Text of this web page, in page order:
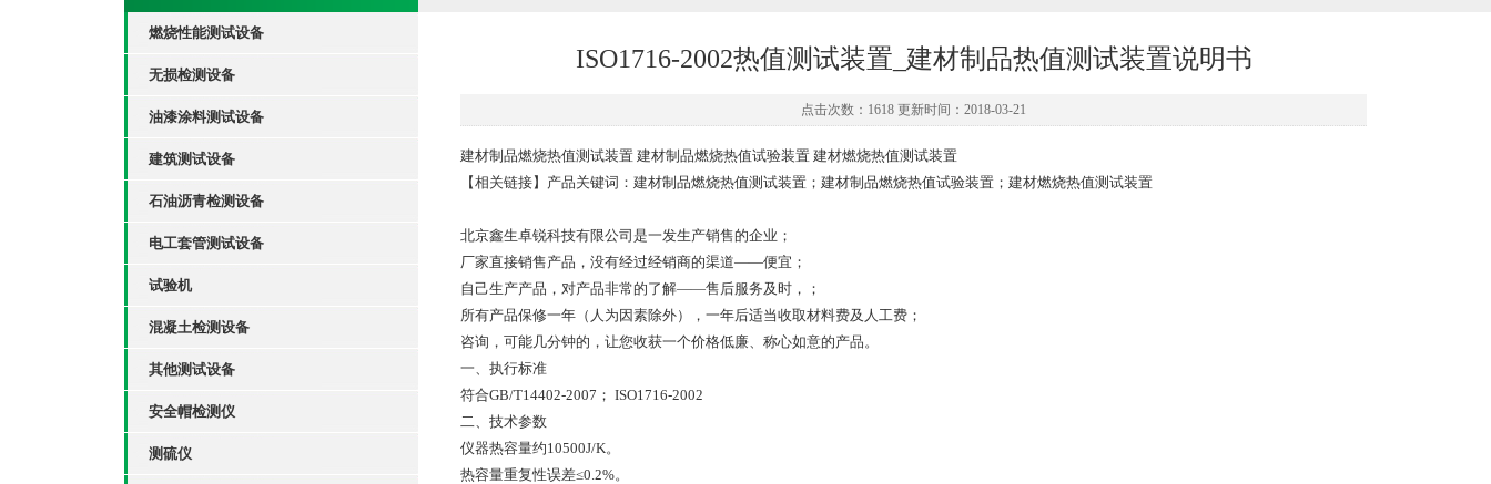
燃烧性能测试设备
无损检测设备
油漆涂料测试设备
建筑测试设备
石油沥青检测设备
电工套管测试设备
试验机
混凝土检测设备
其他测试设备
安全帽检测仪
测硫仪
ISO1716-2002热值测试装置_建材制品热值测试装置说明书
点击次数：1618 更新时间：2018-03-21
建材制品燃烧热值测试装置 建材制品燃烧热值试验装置 建材燃烧热值测试装置
【相关链接】产品关键词：建材制品燃烧热值测试装置；建材制品燃烧热值试验装置；建材燃烧热值测试装置
北京鑫生卓锐科技有限公司是一发生产销售的企业；
厂家直接销售产品，没有经过经销商的渠道——便宜；
自己生产产品，对产品非常的了解——售后服务及时，；
所有产品保修一年（人为因素除外），一年后适当收取材料费及人工费；
咨询，可能几分钟的，让您收获一个价格低廉、称心如意的产品。
一、执行标准
符合GB/T14402-2007； ISO1716-2002
二、技术参数
仪器热容量约10500J/K。
热容量重复性误差≤0.2%。